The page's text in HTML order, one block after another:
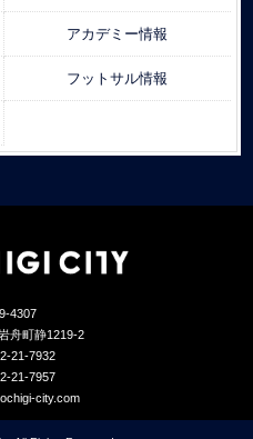
アカデミー情報
フットサル情報
4307
舟町静1219-2
21-7932
21-7957
city.com